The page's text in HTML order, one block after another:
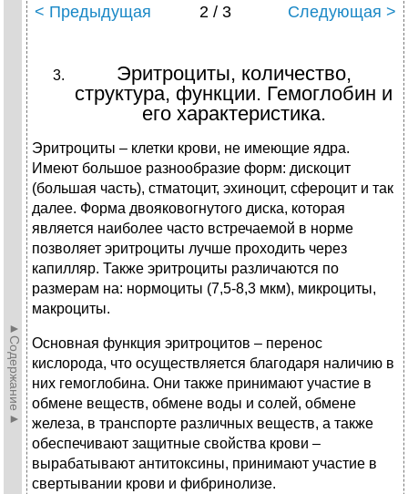
►Содержание►
< Предыдущая 2 / 3 Следующая >
Эритроциты, количество,
структура, функции. Гемоглобин и
его характеристика.
Эритроциты – клетки крови, не имеющие ядра.
Имеют большое разнообразие форм: дискоцит
(большая часть), стматоцит, эхиноцит, сфероцит и так
далее. Форма двояковогнутого диска, которая
является наиболее часто встречаемой в норме
позволяет эритроциты лучше проходить через
капилляр. Также эритроциты различаются по
размерам на: нормоциты (7,5-8,3 мкм), микроциты,
макроциты.
Основная функция эритроцитов – перенос
кислорода, что осуществляется благодаря наличию в
них гемоглобина. Они также принимают участие в
обмене веществ, обмене воды и солей, обмене
железа, в транспорте различных веществ, а также
обеспечивают защитные свойства крови –
вырабатывают антитоксины, принимают участие в
свертывании крови и фибринолизе.